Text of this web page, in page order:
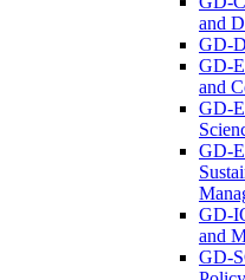
and
GD-
GD-
and
GD-
GD-
GD-
and
GD-